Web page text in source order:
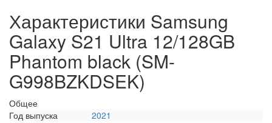
Характеристики Samsung
Galaxy S21 Ultra 12/128GB
Phantom black (SM-
G998BZKDSEK)
Общее
Год выпуска
2021